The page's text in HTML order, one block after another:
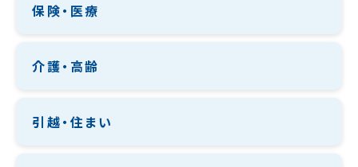
保険・医療
介護・高齢
引越・住まい